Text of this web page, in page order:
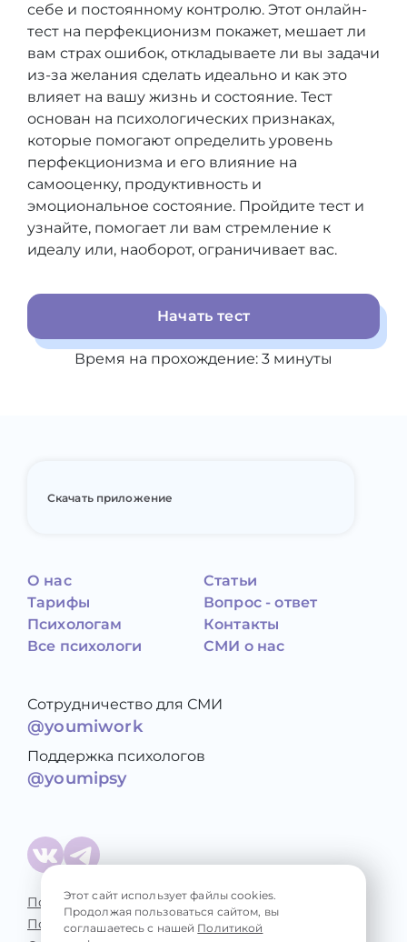
себе и постоянному контролю. Этот онлайн-
тест на перфекционизм покажет, мешает ли
вам страх ошибок, откладываете ли вы задачи
из-за желания сделать идеально и как это
влияет на вашу жизнь и состояние. Тест
основан на психологических признаках,
которые помогают определить уровень
перфекционизма и его влияние на
самооценку, продуктивность и
эмоциональное состояние. Пройдите тест и
узнайте, помогает ли вам стремление к
идеалу или, наоборот, ограничивает вас.
Начать тест
Время на прохождение: 3 минуты
Скачать приложение
О нас
Тарифы
Психологам
Все психологи
Статьи
Вопрос - ответ
Контакты
СМИ о нас
Сотрудничество для СМИ
@youmiwork
Поддержка психологов
@youmipsy
Политика конфиденциальности
Пользовательское соглашение
Этот сайт использует файлы cookies.
Продолжая пользоваться сайтом, вы
соглашаетесь с нашей Политикой